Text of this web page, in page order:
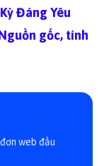
Đáng Yêu
gốc, tính
web đầu